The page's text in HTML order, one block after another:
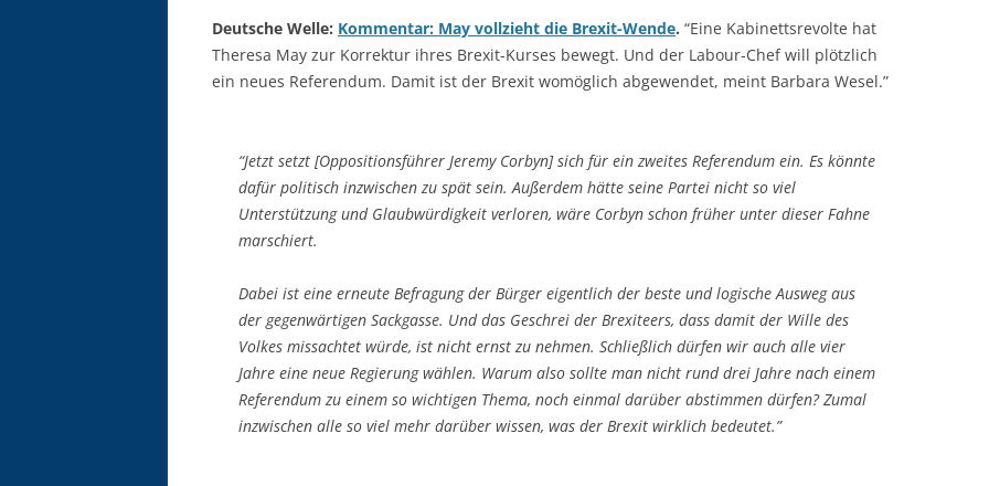
Deutsche Welle: Kommentar: May vollzieht die Brexit-Wende. “Eine Kabinettsrevolte hat
Theresa May zur Korrektur ihres Brexit-Kurses bewegt. Und der Labour-Chef will plötzlich
ein neues Referendum. Damit ist der Brexit womöglich abgewendet, meint Barbara Wesel.”
“Jetzt setzt [Oppositionsführer Jeremy Corbyn] sich für ein zweites Referendum ein. Es könnte
dafür politisch inzwischen zu spät sein. Außerdem hätte seine Partei nicht so viel
Unterstützung und Glaubwürdigkeit verloren, wäre Corbyn schon früher unter dieser Fahne
marschiert.
Dabei ist eine erneute Befragung der Bürger eigentlich der beste und logische Ausweg aus
der gegenwärtigen Sackgasse. Und das Geschrei der Brexiteers, dass damit der Wille des
Volkes missachtet würde, ist nicht ernst zu nehmen. Schließlich dürfen wir auch alle vier
Jahre eine neue Regierung wählen. Warum also sollte man nicht rund drei Jahre nach einem
Referendum zu einem so wichtigen Thema, noch einmal darüber abstimmen dürfen? Zumal
inzwischen alle so viel mehr darüber wissen, was der Brexit wirklich bedeutet.”